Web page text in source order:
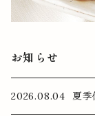
お知らせ
2026.08.04 夏季